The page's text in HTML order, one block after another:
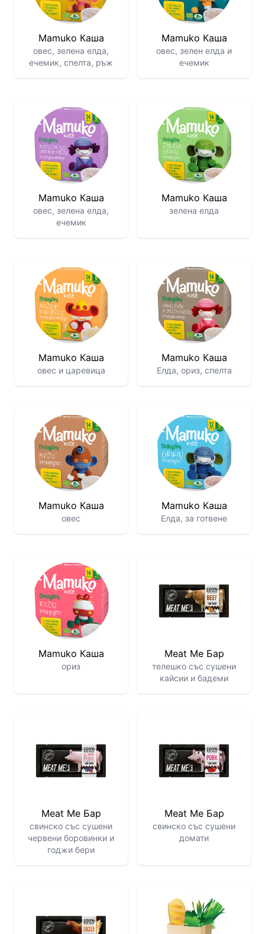
Mamuko Каша
овес, зелена елда,
ечемик, спелта, ръж
Mamuko Каша
овес, зелен елда и
ечемик
Mamuko Каша
овес, зелена елда,
ечемик
Mamuko Каша
зелена елда
Mamuko Каша
овес и царевица
Mamuko Каша
Елда, ориз, спелта
Mamuko Каша
овес
Mamuko Каша
Елда, за готвене
Mamuko Каша
ориз
Meat Me Бар
телешко със сушени
кайсии и бадеми
Meat Me Бар
свинско със сушени
червени боровинки и
годжи бери
Meat Me Бар
свинско със сушени
домати